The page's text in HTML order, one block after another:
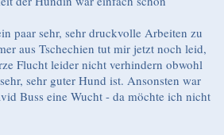
paar sehr, sehr druckvolle Arbeiten zu
aus Tschechien tut mir jetzt noch leid,
Flucht leider nicht verhindern obwohl
sehr guter Hund ist. Ansonsten war
Buss eine Wucht - da möchte ich nicht